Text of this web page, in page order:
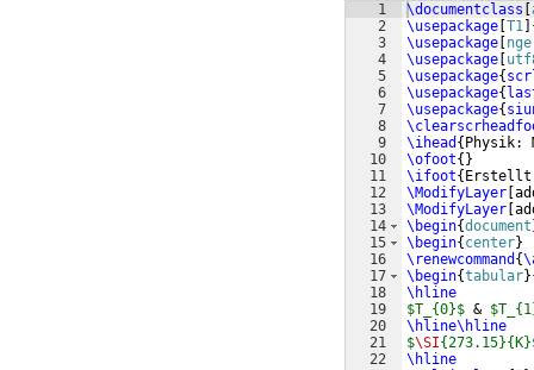
1
2
3
4
5
6
7
8
9
10
11
12
13
14
15
16
17
18
19
20
21
22
\documentclass
\usepackage T1
\usepackage
\usepackage
\usepackage{
\usepackage{
\usepackage{
\ihead { Physik:
\ofoot{ }
\ifoot{ Erstellt
\ModifyLayer
\ModifyLayer
\begin{document
\begin{ center}
\renewcommand {
\begin{tabular}
\hline
$T_{0}$ &
\hline\hline
$\SI
\hline